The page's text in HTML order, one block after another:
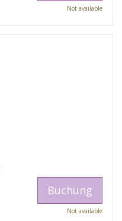
Not available
Buchung
Not available